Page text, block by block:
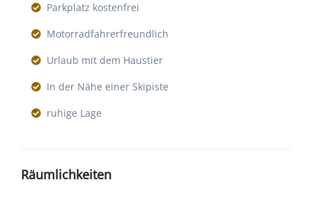
Parkplatz kostenfrei
Motorradfahrerfreundlich
Urlaub mit dem Haustier
In der Nähe einer Skipiste
ruhige Lage
Räumlichkeiten